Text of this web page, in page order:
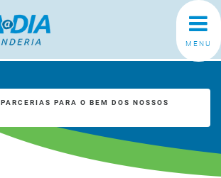
MENU
PARCERIAS PARA O BEM DOS NOSSOS